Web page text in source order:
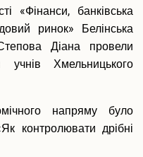
внутрішньо переміщеним
«Фінанси, банківська
ринок» Белінська
Діана провели
учнів Хмельницького
напряму було
контролювати дрібні